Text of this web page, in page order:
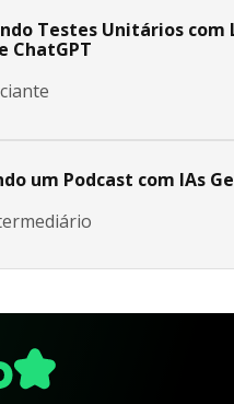
Testes Unitários com
ChatGPT
um Podcast com IAs